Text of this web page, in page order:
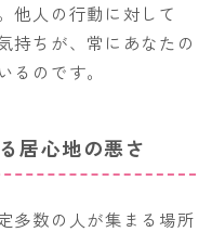
他人の行動に対して
持ちが、常にあなたの
のです。
居心地の悪さ
多数の人が集まる場所